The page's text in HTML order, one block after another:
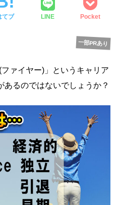
てブ LINE Pocket
一部PRあり
ァイヤー)」というキャリア
るのではないでしょうか？